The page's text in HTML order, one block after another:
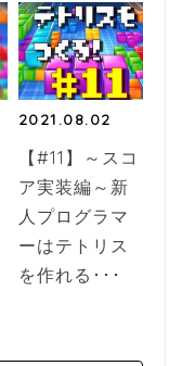
2021.08.02
【#11】～スコ
ア実装編～新
人プログラマ
ーはテトリス
を作れる･･･